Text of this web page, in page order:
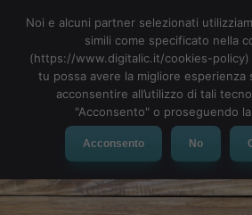
MENU
Noi e alcuni partner selezionati
simili come specificato nella
(https://www.digitalic.it/cookies-policy)
tu possa avere la migliore esperienza
acconsentire all’utilizzo di tali
"Acconsento" o proseguendo
Acconsento No